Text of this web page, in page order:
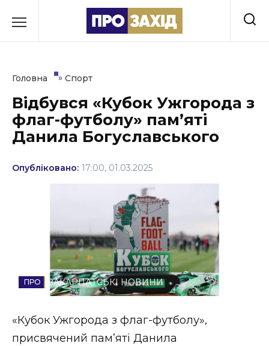
до
Культура
Освіта
Події
Соціум
Спорт
Стиль життя
Втрачений Ужгород (відеоверсія)
Головна » Спорт
Відбувся «Кубок Ужгорода з
флаг-футболу» памʼяті
Данила Богуславського
Опубліковано: 17:00, 01.03.2025
ЗАКАРПАТСЬКІ НОВИНИ
«Кубок Ужгорода з флаг-футболу»,
присвячений пам’яті Данила